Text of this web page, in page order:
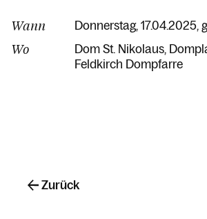
Wann Donnerstag, 17.04.2025,
Wo Dom St. Nikolaus
Feldkirch Dompfarre
Zurück